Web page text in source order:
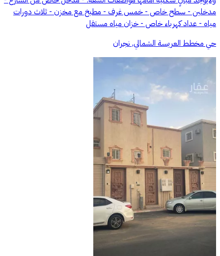
مدخلين - سطح خاص - خمس غرف - مطبخ مع مخزن - ثلاث دورات
مياه - عداد كهرباء خاص - خزان مياه مستقل
حي مخطط العريسة الشمالي, نجران